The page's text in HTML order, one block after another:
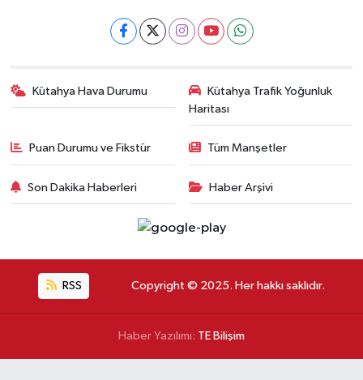
Kütahya Hava Durumu
Kütahya Trafik Yoğunluk
Haritası
Puan Durumu ve Fikstür Tüm Manşetler
Son Dakika Haberleri Haber Arşivi
RSS Copyright © 2025. Her hakkı saklıdır.
Haber Yazılımı: TE Bilişim